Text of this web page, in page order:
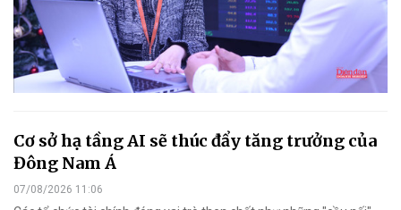
Cơ sở hạ tầng AI sẽ thúc đẩy tăng trưởng của
Đông Nam Á
07/08/2026 11:06